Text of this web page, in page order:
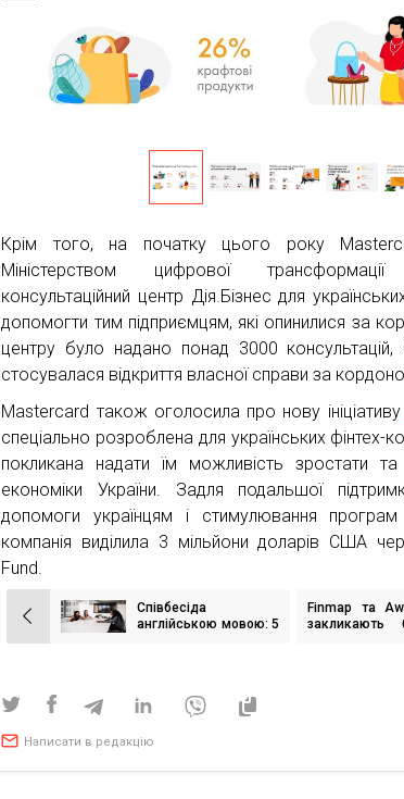
Крім того, на початку цього року
Міністерством цифрової
консультаційний центр Дія.Бізнес для
допомогти тим підприємцям, які опинилися за
центру було надано понад 3000
стосувалася відкриття власної справи за
Mastercard також оголосила про нову ініціативу
спеціально розроблена для українських фінтех-
покликана надати їм можливість зростати та
економіки України. Задля подальшої
допомоги українцям і стимулювання
компанія виділила 3 мільйони доларів США
Fund.
Навігація
записів
Співбесіда
англійською мовою: 5
Finmap та
закликають
Написати в редакцію